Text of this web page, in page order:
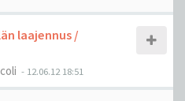
laajennus /
- 12.06.12 18:51